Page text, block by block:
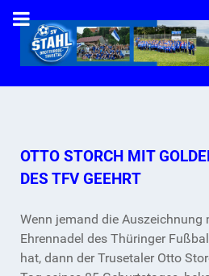
OTTO STORCH MIT
DES TFV GEEHRT
Wenn jemand die Auszeichnung
Ehrennadel des Thüringer
hat, dann der Trusetaler Otto